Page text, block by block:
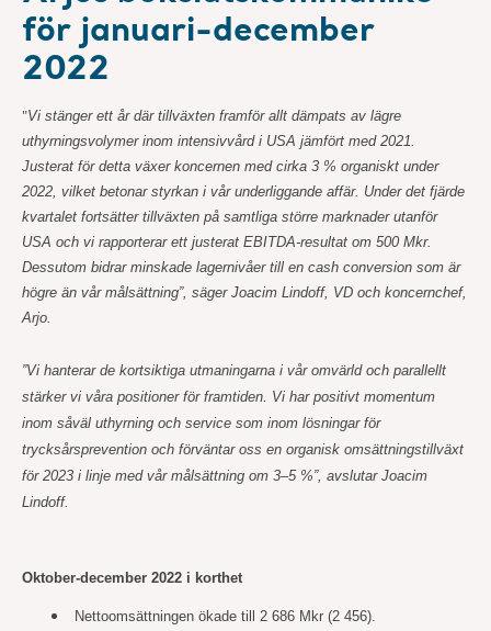
för januari-december
2022
"Vi stänger ett år där tillväxten framför allt dämpats av lägre
uthyrningsvolymer inom intensivvård i USA jämfört med 2021.
Justerat för detta växer koncernen med cirka 3 % organiskt under
2022, vilket betonar styrkan i vår underliggande affär. Under det fjärde
kvartalet fortsätter tillväxten på samtliga större marknader utanför
USA och vi rapporterar ett justerat EBITDA-resultat om 500 Mkr.
Dessutom bidrar minskade lagernivåer till en cash conversion som är
högre än vår målsättning”, säger Joacim Lindoff, VD och koncernchef,
Arjo.
”Vi hanterar de kortsiktiga utmaningarna i vår omvärld och parallellt
stärker vi våra positioner för framtiden. Vi har positivt momentum
inom såväl uthyrning och service som inom lösningar för
trycksårsprevention och förväntar oss en organisk omsättningstillväxt
för 2023 i linje med vår målsättning om 3–5 %”, avslutar Joacim
Lindoff.
Oktober-december 2022 i korthet
Nettoomsättningen ökade till 2 686 Mkr (2 456).